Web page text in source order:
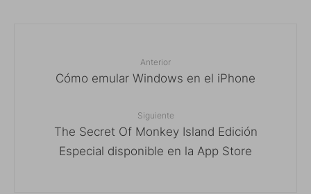
Anterior
Cómo emular Windows en el iPhone
Siguiente
The Secret Of Monkey Island Edición
Especial disponible en la App Store